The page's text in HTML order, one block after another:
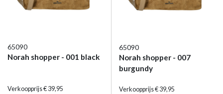
65090
Norah shopper - 001 black
Verkoopprijs € 39,95
65090
Norah shopper - 007
burgundy
Verkoopprijs € 39,95